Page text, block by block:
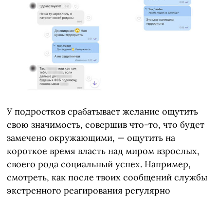
У подростков срабатывает желание ощутить
свою значимость, совершив что-то, что будет
замечено окружающими, — ощутить на
короткое время власть над миром взрослых,
своего рода социальный успех. Например,
смотреть, как после твоих сообщений службы
экстренного реагирования регулярно